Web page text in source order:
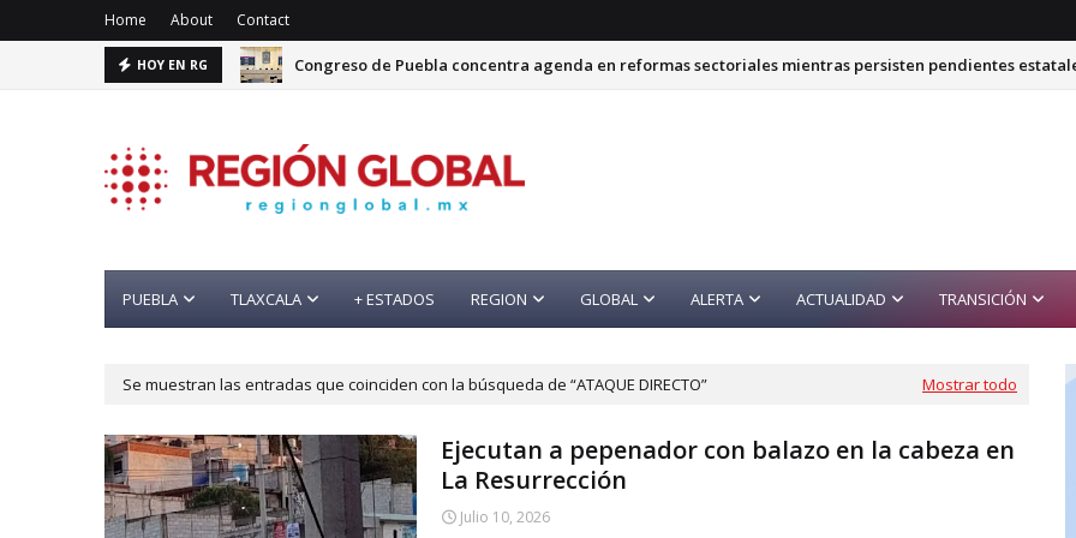
Home About Contact
HOY EN RG
Congreso de Puebla concentra agenda en reformas sectoriales mientras persisten pendientes
PUEBLA TLAXCALA + ESTADOS REGION GLOBAL ALERTA ACTUALIDAD TRANSICIÓN
Se muestran las entradas que coinciden con la búsqueda de ATAQUE DIRECTO Mostrar todo
Ejecutan a pepenador con balazo en la cabeza en
La Resurrección
Julio 10, 2026